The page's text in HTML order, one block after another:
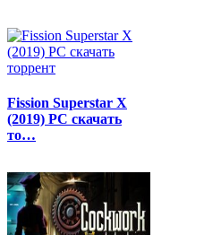
Fission Superstar X
(2019) PC скачать
то…